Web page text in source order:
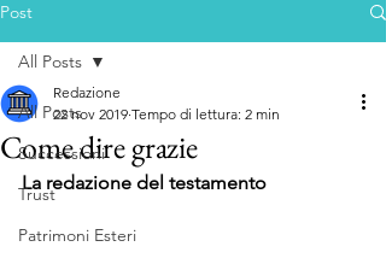
Post
All Posts
Successioni
Trust
Patrimoni Esteri
All Posts
Come dire grazie
Redazione
22 nov 2019 Tempo di lettura: 2 min
La redazione del testamento